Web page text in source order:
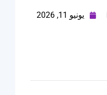
يونيو 11, 2026